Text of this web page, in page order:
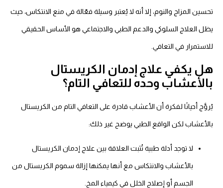
تحسين المزاج والنوم، إلا أنه لا يُعتبر وسيلة فعّالة في منع الانتكاس، حيث
يظل العلاج السلوكي والدعم الطبي والاجتماعي هو الأساس الحقيقي
للاستمرار في التعافي.
هل يكفي علاج إدمان الكريستال
بالأعشاب وحده للتعافي التام؟
يُروَّج أحيانًا لفكرة أن الأعشاب قادرة على التعافي التام من الكريستال
بالأعشاب لكن الواقع الطبي يوضح غير ذلك:
لا توجد أدلة طبية تُثبت العلاقة بين علاج إدمان الكريستال
بالأعشاب والانتكاس مع أنها يمكنها إزالة سموم الكريستال من
الجسم أو إصلاح الخلل في كيمياء المخ.